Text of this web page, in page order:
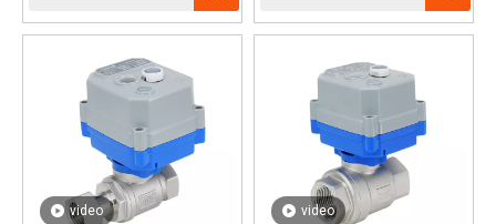
video video